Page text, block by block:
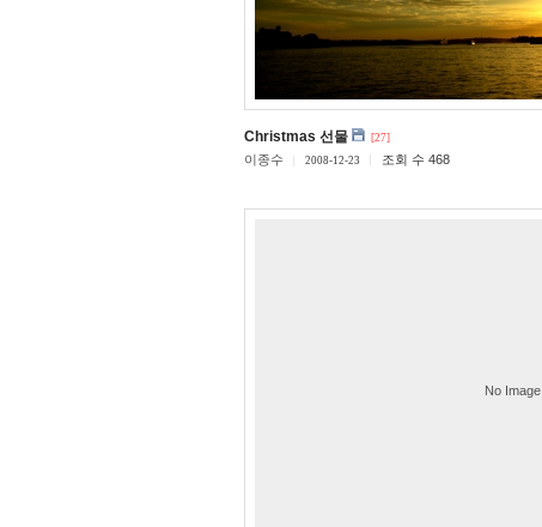
Christmas 선물 [27]
이종수 2008-12-23 조회 수 468
No Image